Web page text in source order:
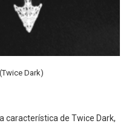
Dark)
característica de Twice Dark,